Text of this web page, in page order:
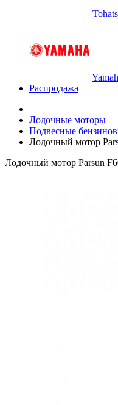
Распродажа
Лодочные моторы
Подвесные
Лодочный мотор
Лодочный мотор Parsun